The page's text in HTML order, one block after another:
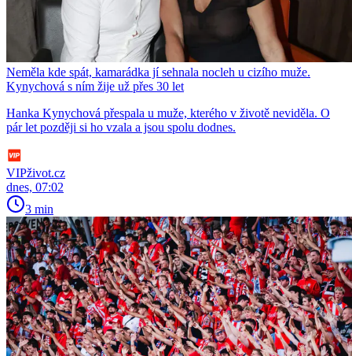
Neměla kde spát, kamarádka jí sehnala nocleh u cizího muže.
Kynychová s ním žije už přes 30 let
Hanka Kynychová přespala u muže, kterého v životě neviděla. O
pár let později si ho vzala a jsou spolu dodnes.
VIPživot.cz
dnes, 07:02
3 min